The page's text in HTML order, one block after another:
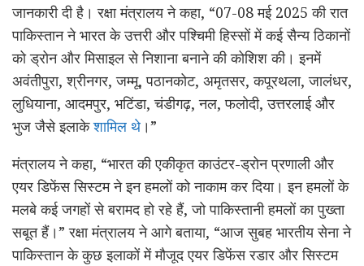
जानकारी दी है। रक्षा मंत्रालय ने कहा, “07-08 मई 2025 की रात
पाकिस्तान ने भारत के उत्तरी और पश्चिमी हिस्सों में कई सैन्य ठिकानों
को ड्रोन और मिसाइल से निशाना बनाने की कोशिश की। इनमें
अवंतीपुरा, श्रीनगर, जम्मू, पठानकोट, अमृतसर, कपूरथला, जालंधर,
लुधियाना, आदमपुर, भटिंडा, चंडीगढ़, नल, फलोदी, उत्तरलाई और
भुज जैसे इलाकेशामिल थे ।”
मंत्रालय ने कहा, “भारत की एकीकृत काउंटर-ड्रोन प्रणाली और
एयर डिफेंस सिस्टम ने इन हमलों को नाकाम कर दिया। इन हमलों के
मलबे कई जगहों से बरामद हो रहे हैं, जो पाकिस्तानी हमलों का पुख्ता
सबूत हैं।” रक्षा मंत्रालय ने आगे बताया, “आज सुबह भारतीय सेना ने
पाकिस्तान के कुछ इलाकों में मौजूद एयर डिफेंस रडार और सिस्टम